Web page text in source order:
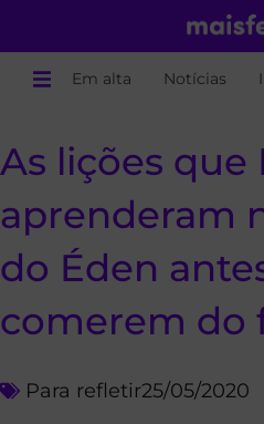
Em alta Notícias
As lições que
aprenderam
do Éden
comerem do
Para refletir25/05/2020